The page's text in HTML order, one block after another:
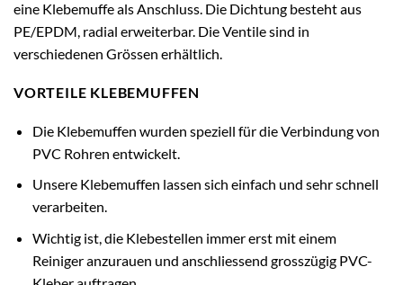
eine Klebemuffe als Anschluss. Die Dichtung besteht aus
PE/EPDM, radial erweiterbar. Die Ventile sind in
verschiedenen Grössen erhältlich.
VORTEILE KLEBEMUFFEN
Die Klebemuffen wurden speziell für die Verbindung von
PVC Rohren entwickelt.
Unsere Klebemuffen lassen sich einfach und sehr schnell
verarbeiten.
Wichtig ist, die Klebestellen immer erst mit einem
Reiniger anzurauen und anschliessend grosszügig PVC-